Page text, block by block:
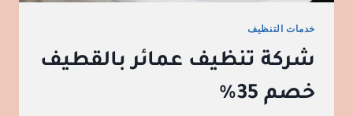
خدمات التنظيف
شركة تنظيف عمائر بالقطيف
خصم 35%